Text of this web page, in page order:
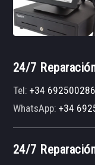
24/7
Tel:+34 692500286
WhatsApp:+34
24/7